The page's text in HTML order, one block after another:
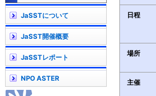
日程
場所
主催
JaSSTについて
JaSST開催概要
JaSSTレポート
NPO ASTER